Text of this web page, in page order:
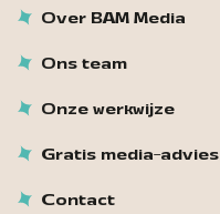
Over BAM Media
Ons team
Onze werkwijze
Gratis media-advies
Contact